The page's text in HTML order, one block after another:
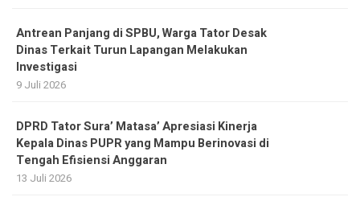
Antrean Panjang di SPBU, Warga Tator Desak
Dinas Terkait Turun Lapangan Melakukan
Investigasi
9 Juli 2026
DPRD Tator Sura’ Matasa’ Apresiasi Kinerja
Kepala Dinas PUPR yang Mampu Berinovasi di
Tengah Efisiensi Anggaran
13 Juli 2026